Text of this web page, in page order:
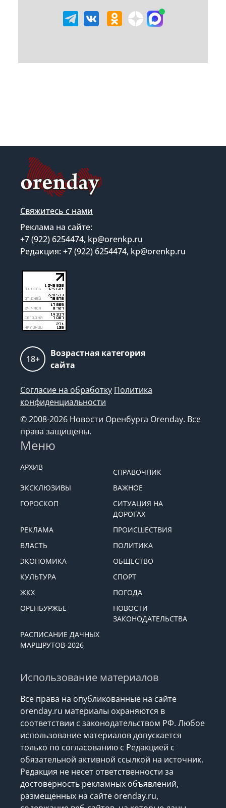
Свяжитесь с нами
Реклама на сайте:
+7 (922) 6254474, kp@orenkp.ru
Редакция: +7 (922) 6254474, kp@orenkp.ru
18+
Возрастная категория
сайта
Согласие на обработку Политика
конфиденциальности
© 2008-2026 Новости Оренбурга Orenday. Все
права защищены.
Меню
АРХИВ
СПРАВОЧНИК
ЭКСКЛЮЗИВЫ
ВАЖНОЕ
ГОРОСКОП
СИТУАЦИЯ НА
ДОРОГАХ
РЕКЛАМА
ПРОИСШЕСТВИЯ
ВЛАСТЬ
ПОЛИТИКА
ЭКОНОМИКА
ОБЩЕСТВО
КУЛЬТУРА
СПОРТ
ЖКХ
ПОГОДА
ОРЕНБУРЖЬЕ
НОВОСТИ
ЗАКОНОДАТЕЛЬСТВА
РАСПИСАНИЕ ДАЧНЫХ
МАРШРУТОВ-2026
Использование материалов
Все права на опубликованные на сайте
orenday.ru материалы охраняются в
соответствии с законодательством РФ. Любое
использование материалов допускается
только по согласованию с Редакцией с
обязательной активной ссылкой на источник.
Редакция не несет ответственности за
достоверность рекламных объявлений,
размещенных на сайте orenday.ru,